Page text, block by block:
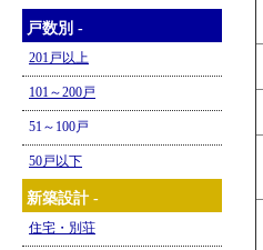
戸数別 -
201戸以上
101～200戸
51～100戸
50戸以下
新築設計 -
住宅・別荘